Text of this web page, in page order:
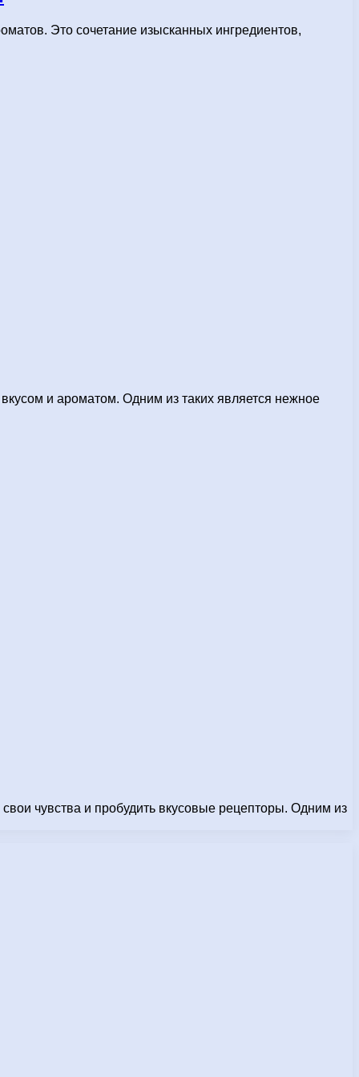
Это сочетание изысканных ингредиентов,
и ароматом. Одним из таких является нежное
чувства и пробудить вкусовые рецепторы. Одним из